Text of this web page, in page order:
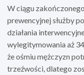
W ciągu
prewencyjnej służby
działania
wylegitymowania aż
że ośmiu mężczyzn
trzeźwości, dlatego